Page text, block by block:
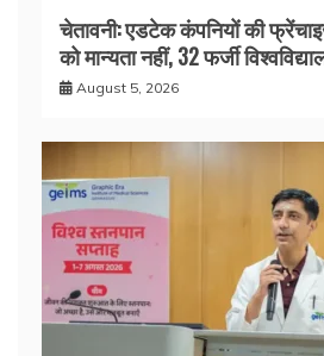
चेतावनी: एडटेक कंपनियों की
को मान्यता नहीं, 32 फर्जी
August 5, 2026